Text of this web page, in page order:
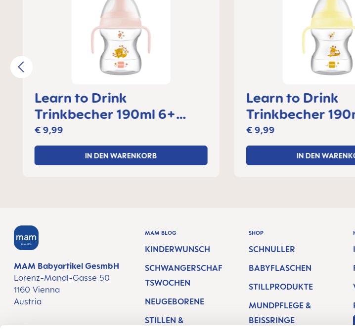
Learn to Drink
Trinkbecher 190ml 6+
Monate
€ 9,99
IN DEN WARENKORB
Learn to Drink
Trinkbecher
Monate
€ 9,99
IN DEN
MAM Babyartikel GesmbH
Lorenz-Mandl-Gasse 50
1160 Vienna
Austria
MAM BLOG
KINDERWUNSCH
SCHWANGERSCHAF
TSWOCHEN
NEUGEBORENE
STILLEN &
SHOP
SCHNULLER
BABYFLASCHEN
STILLPRODUKTE
MUNDPFLEGE &
BEISSRINGE